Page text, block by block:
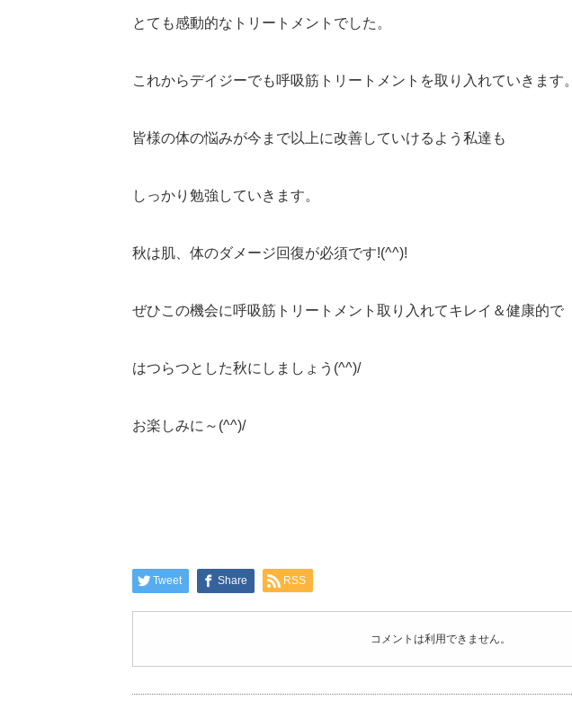
とても感動的なトリートメントでした。
これからデイジーでも呼吸筋トリートメントを取り入れていきます。
皆様の体の悩みが今まで以上に改善していけるよう私達も
しっかり勉強していきます。
秋は肌、体のダメージ回復が必須です!(^^)!
ぜひこの機会に呼吸筋トリートメント取り入れてキレイ＆健康的で
はつらつとした秋にしましょう(^^)/
お楽しみに～(^^)/
Tweet Share RSS
コメントは利用できません。